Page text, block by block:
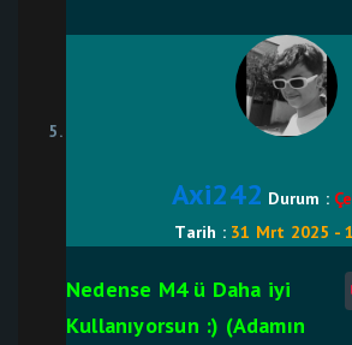
Axi242 Durum :
Tarih : 31 Mrt 2025 -
Nedense M4 ü Daha iyi
Kullanıyorsun :) (Adamın